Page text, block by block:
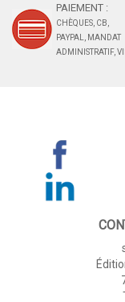
PAIEMENT :
CHÈQUES, CB,
PAYPAL, MANDAT
ADMINISTRATIF,